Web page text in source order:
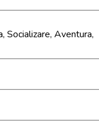
Socializare, Aventura,